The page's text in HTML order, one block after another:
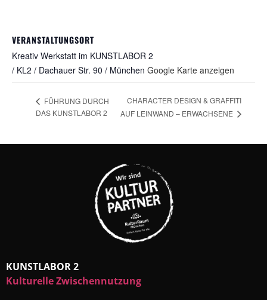
VERANSTALTUNGSORT
Kreativ Werkstatt im KUNSTLABOR 2
/ KL2 / Dachauer Str. 90 / München Google Karte anzeigen
FÜHRUNG DURCH
DAS KUNSTLABOR 2
CHARACTER DESIGN & GRAFFITI
AUF LEINWAND – ERWACHSENE
KUNSTLABOR 2
Kulturelle Zwischennutzung